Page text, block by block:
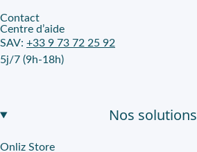
Contact
Centre d’aide
SAV: +33 9 73 72 25 92
5j/7 (9h-18h)
Nos solutions
Onliz Store